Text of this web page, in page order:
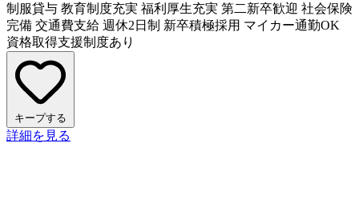
制服貸与 教育制度充実 福利厚生充実 第二新卒歓迎 社会保険
完備 交通費支給 週休2日制 新卒積極採用 マイカー通勤OK
資格取得支援制度あり
キープする
詳細を見る